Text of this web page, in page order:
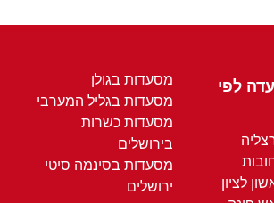
לפי
לציון
מסעדות בגולן
מסעדות בגליל המערבי
מסעדות כשרות
בירושלים
מסעדות בסינמה סיטי
ירושלים